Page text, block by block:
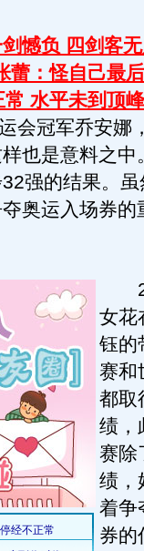
憾负 四剑客
蕾：怪自己最
水平未到顶
会冠军乔安娜
也是意料之中
强的结果。
奥运入场券的
女花
钰的
赛和
都取
绩，
赛除
绩，
着争
券的